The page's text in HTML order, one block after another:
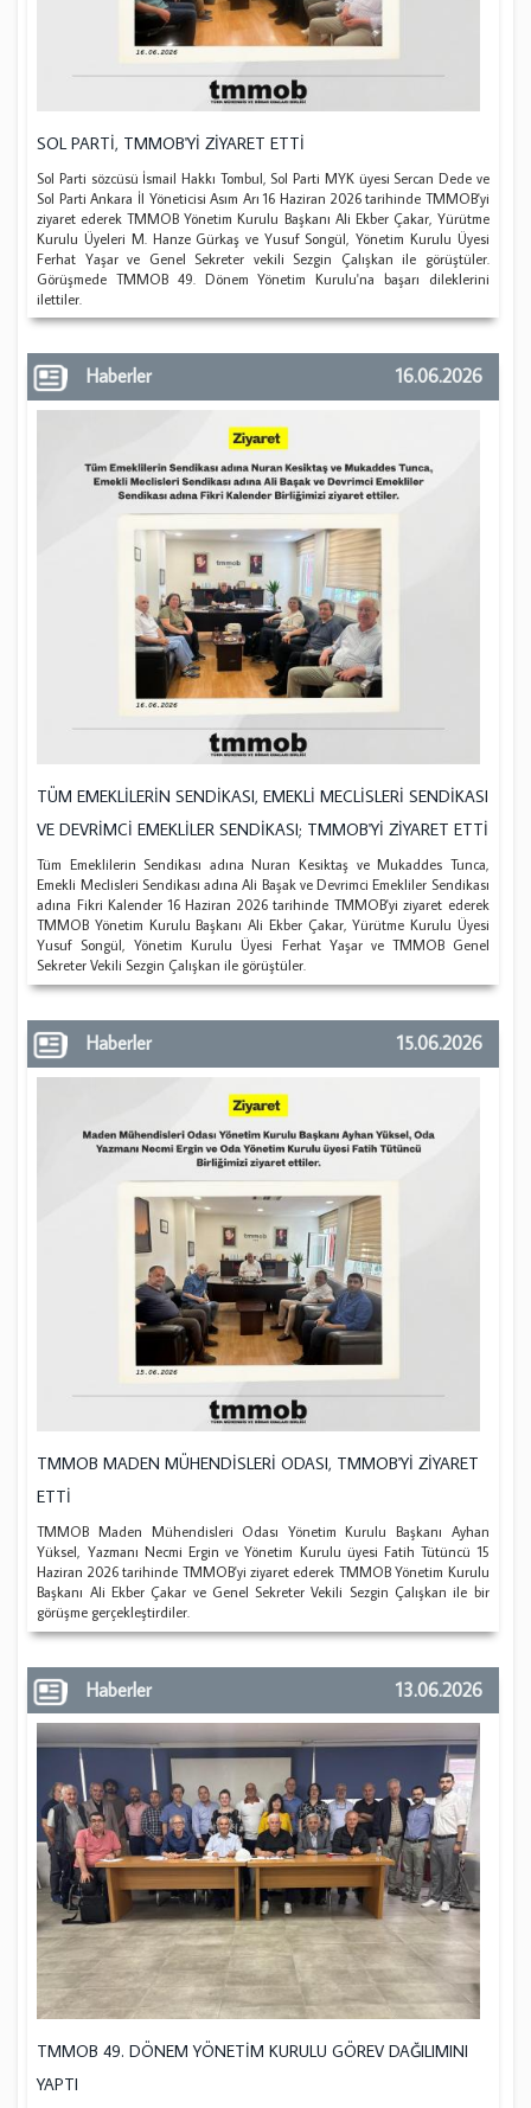
SOL PARTİ, TMMOB'Yİ ZİYARET ETTİ
Sol Parti sözcüsü İsmail Hakkı Tombul, Sol Parti MYK üyesi Sercan Dede ve
Sol Parti Ankara İl Yöneticisi Asım Arı 16 Haziran 2026 tarihinde TMMOB'yi
ziyaret ederek TMMOB Yönetim Kurulu Başkanı Ali Ekber Çakar, Yürütme
Kurulu Üyeleri M. Hanze Gürkaş ve Yusuf Songül, Yönetim Kurulu Üyesi
Ferhat Yaşar ve Genel Sekreter vekili Sezgin Çalışkan ile görüştüler.
Görüşmede TMMOB 49. Dönem Yönetim Kurulu'na başarı dileklerini
ilettiler.
Haberler 16.06.2026
TÜM EMEKLİLERİN SENDİKASI, EMEKLİ MECLİSLERİ SENDİKASI
VE DEVRİMCİ EMEKLİLER SENDİKASI; TMMOB'Yİ ZİYARET ETTİ
Tüm Emeklilerin Sendikası adına Nuran Kesiktaş ve Mukaddes Tunca,
Emekli Meclisleri Sendikası adına Ali Başak ve Devrimci Emekliler Sendikası
adına Fikri Kalender 16 Haziran 2026 tarihinde TMMOB'yi ziyaret ederek
TMMOB Yönetim Kurulu Başkanı Ali Ekber Çakar, Yürütme Kurulu Üyesi
Yusuf Songül, Yönetim Kurulu Üyesi Ferhat Yaşar ve TMMOB Genel
Sekreter Vekili Sezgin Çalışkan ile görüştüler.
Haberler 15.06.2026
TMMOB MADEN MÜHENDİSLERİ ODASI, TMMOB'Yİ ZİYARET
ETTİ
TMMOB Maden Mühendisleri Odası Yönetim Kurulu Başkanı Ayhan
Yüksel, Yazmanı Necmi Ergin ve Yönetim Kurulu üyesi Fatih Tütüncü 15
Haziran 2026 tarihinde TMMOB'yi ziyaret ederek TMMOB Yönetim Kurulu
Başkanı Ali Ekber Çakar ve Genel Sekreter Vekili Sezgin Çalışkan ile bir
görüşme gerçekleştirdiler.
Haberler 13.06.2026
TMMOB 49. DÖNEM YÖNETİM KURULU GÖREV DAĞILIMINI
YAPTI